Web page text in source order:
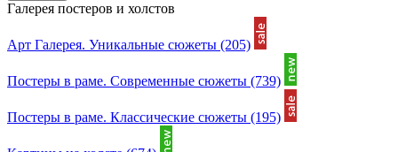
Галерея постеров и холстов
Арт Галерея. Уникальные сюжеты (205)
Постеры в раме. Современные сюжеты (739)
Постеры в раме. Классические сюжеты (195)